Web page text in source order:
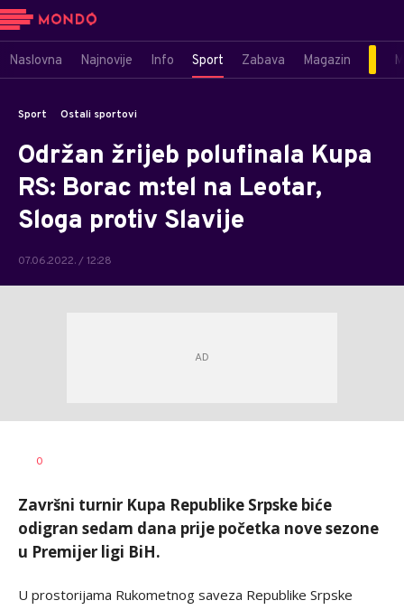
Naslovna Najnovije Info Sport Zabava Magazin
Sport Ostali sportovi
Održan žrijeb polufinala Kupa
RS: Borac m:tel na Leotar,
Sloga protiv Slavije
07.06.2022. / 12:28
AUTOR
0
Završni turnir Kupa Republike Srpske biće
odigran sedam dana prije početka nove sezone
u Premijer ligi BiH.
U prostorijama Rukometnog saveza Republike Srpske